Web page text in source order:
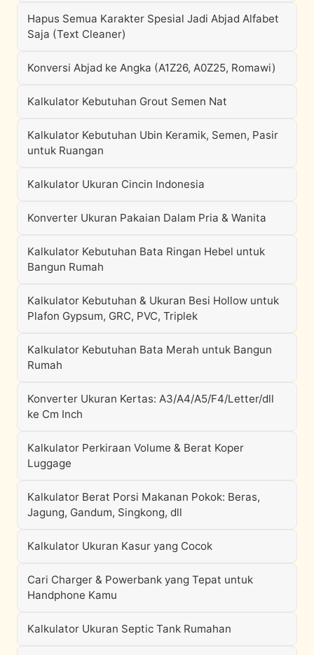
Hapus Semua Karakter Spesial Jadi Abjad Alfabet
Saja (Text Cleaner)
Konversi Abjad ke Angka (A1Z26, A0Z25, Romawi)
Kalkulator Kebutuhan Grout Semen Nat
Kalkulator Kebutuhan Ubin Keramik, Semen, Pasir
untuk Ruangan
Kalkulator Ukuran Cincin Indonesia
Konverter Ukuran Pakaian Dalam Pria & Wanita
Kalkulator Kebutuhan Bata Ringan Hebel untuk
Bangun Rumah
Kalkulator Kebutuhan & Ukuran Besi Hollow untuk
Plafon Gypsum, GRC, PVC, Triplek
Kalkulator Kebutuhan Bata Merah untuk Bangun
Rumah
Konverter Ukuran Kertas: A3/A4/A5/F4/Letter/dll
ke Cm Inch
Kalkulator Perkiraan Volume & Berat Koper
Luggage
Kalkulator Berat Porsi Makanan Pokok: Beras,
Jagung, Gandum, Singkong, dll
Kalkulator Ukuran Kasur yang Cocok
Cari Charger & Powerbank yang Tepat untuk
Handphone Kamu
Kalkulator Ukuran Septic Tank Rumahan